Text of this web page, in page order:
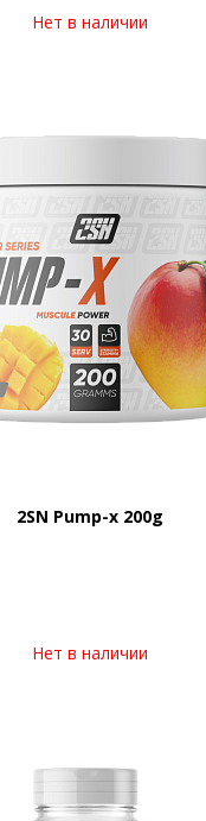
Нет в наличии
2SN Pump-x 200g
Нет в наличии